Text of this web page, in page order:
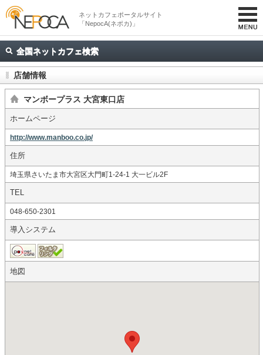
ネットカフェポータルサイト
「NepocA(ネポカ)」
全国ネットカフェ検索
店舗情報
マンボープラス 大宮東口店
ホームページ
http://www.manboo.co.jp/
住所
埼玉県さいたま市大宮区大門町1-24-1 大一ビル2F
TEL
048-650-2301
導入システム
地図